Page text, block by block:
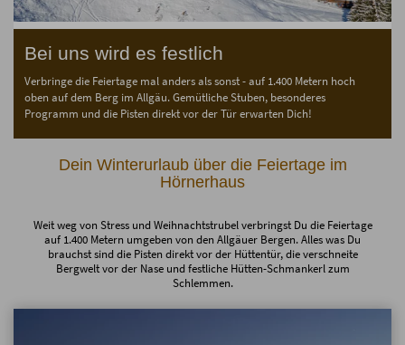
Bei uns wird es festlich
Verbringe die Feiertage mal anders als sonst - auf 1.400 Metern hoch
oben auf dem Berg im Allgäu. Gemütliche Stuben, besonderes
Programm und die Pisten direkt vor der Tür erwarten Dich!
Dein Winterurlaub über die Feiertage im
Hörnerhaus
Weit weg von Stress und Weihnachtstrubel verbringst Du die Feiertage
auf 1.400 Metern umgeben von den Allgäuer Bergen. Alles was Du
brauchst sind die Pisten direkt vor der Hüttentür, die verschneite
Bergwelt vor der Nase und festliche Hütten-Schmankerl zum
Schlemmen.